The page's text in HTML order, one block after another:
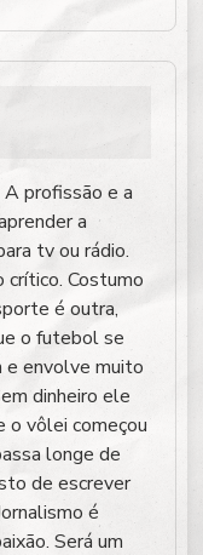
profissão e a
a
tv ou rádio.
Costumo
é outra,
o futebol se
e envolve muito
dinheiro ele
o vôlei começou
longe de
de escrever
é
Será um